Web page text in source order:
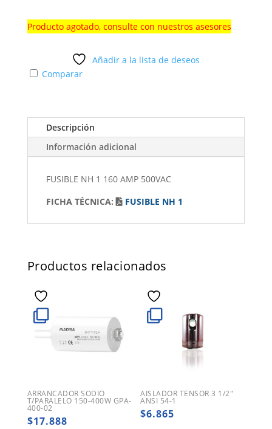
Producto agotado, consulte con nuestros asesores
Añadir a la lista de deseos
Comparar
Descripción
Información adicional
FUSIBLE NH 1 160 AMP 500VAC
FICHA TÉCNICA:
FUSIBLE NH 1
Productos relacionados
ARRANCADOR SODIO
T/PARALELO 150-400W GPA-
400-02
$17.888
AISLADOR TENSOR 3 1/2″
ANSI 54-1
$6.865